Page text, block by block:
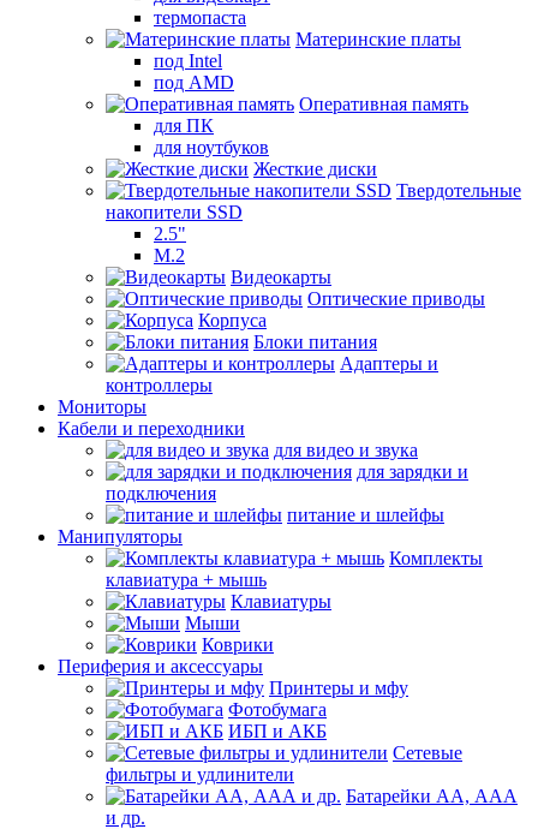
термопаста
Материнские платы
под Intel
под AMD
Оперативная память
для ПК
для ноутбуков
Жесткие диски
Твердотельные
накопители SSD
2.5"
M.2
Видеокарты
Оптические приводы
Корпуса
Блоки питания
Адаптеры и
контроллеры
Мониторы
Кабели и переходники
для видео и звука
для зарядки и
подключения
питание и шлейфы
Манипуляторы
Комплекты
клавиатура + мышь
Клавиатуры
Мыши
Коврики
Периферия и аксессуары
Принтеры и мфу
Фотобумага
ИБП и АКБ
Сетевые
фильтры и удлинители
Батарейки АА, ААА
и др.